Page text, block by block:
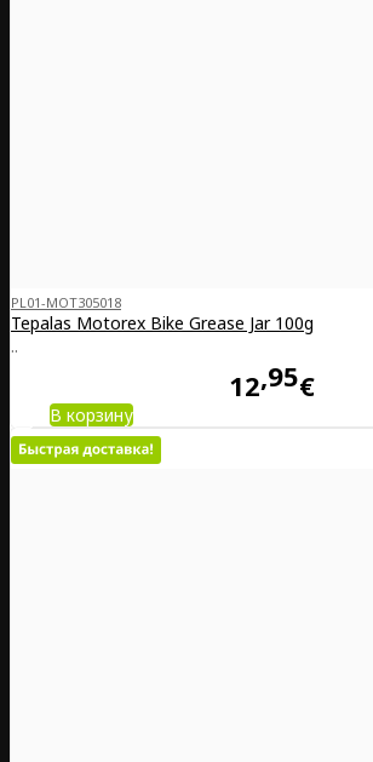
PL01-MOT305018
Tepalas Motorex Bike Grease Jar 100g
..
12 95€
В корзину